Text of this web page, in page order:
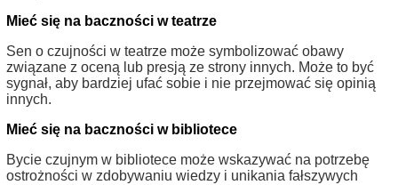
Mieć się na baczności w teatrze
Sen o czujności w teatrze może symbolizować obawy
związane z oceną lub presją ze strony innych. Może to być
sygnał, aby bardziej ufać sobie i nie przejmować się opinią
innych.
Mieć się na baczności w bibliotece
Bycie czujnym w bibliotece może wskazywać na potrzebę
ostrożności w zdobywaniu wiedzy i unikania fałszywych